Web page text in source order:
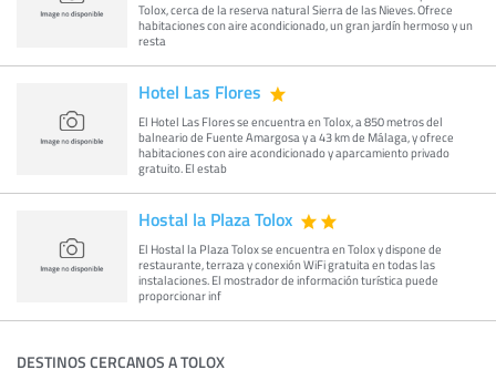
Tolox, cerca de la reserva natural Sierra de las Nieves. Ofrece
habitaciones con aire acondicionado, un gran jardín hermoso y un
resta
Hotel Las Flores
El Hotel Las Flores se encuentra en Tolox, a 850 metros del
balneario de Fuente Amargosa y a 43 km de Málaga, y ofrece
habitaciones con aire acondicionado y aparcamiento privado
gratuito. El estab
Hostal la Plaza Tolox
El Hostal la Plaza Tolox se encuentra en Tolox y dispone de
restaurante, terraza y conexión WiFi gratuita en todas las
instalaciones. El mostrador de información turística puede
proporcionar inf
DESTINOS CERCANOS A TOLOX